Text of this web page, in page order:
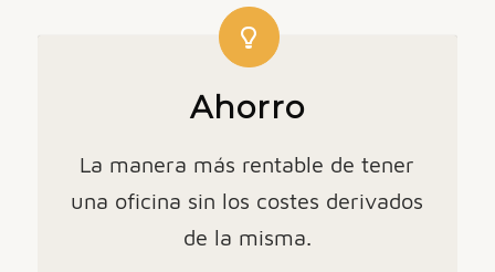
Ahorro
La manera más rentable de tener
una oficina sin los costes derivados
de la misma.